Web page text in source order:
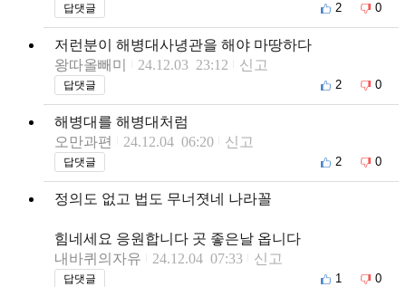
답댓글 2 0
저런분이 해병대사녕관을 해야 마땅하다
왕따올빼미
24.12.03 23:12 신고
답댓글 2 0
해병대를 해병대처럼
오만과편
24.12.04 06:20 신고
답댓글 2 0
정의도 없고 법도 무너졋네 나라꼴
힘네세요 응원합니다 곳 좋은날 옵니다
내바퀴의자유
24.12.04 07:33 신고
답댓글 1 0